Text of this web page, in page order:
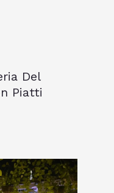
Del
Piatti